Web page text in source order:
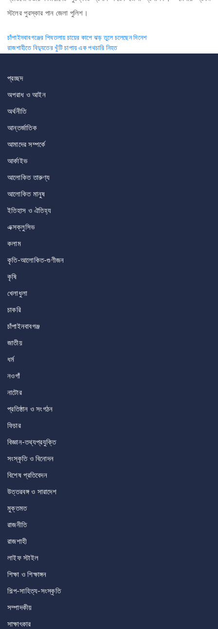
স্টলের পুরস্কার পান জেলা পুলিশ।
Post
navigation
চাঁপাইনবাবগঞ্জের শিবতলায় চায়ের কাপে ঝড় তুলে চলেছেন দিনেশ
রাজশাহীতে বিদ্যুতের খুঁটি চাপায় এক পথচারি নিহত
প্রচ্ছদ
অপরাধ ও আইন
অর্থনীতি
আন্তর্জাতিক
আমাদের সম্পর্কে
আর্কাইভ
আলোকিত তারুণ্য
আলোকিত মানুষ
ইতিহাস ও ঐতিহ্য
এক্সক্লুসিভ
কলাম
কৃতি-আলোকিত-গুণীজন
কৃষি
খেলাধুলা
চাকরি
চাঁপাইনবাবগঞ্জ
জাতীয়
ধর্ম
নওগাঁ
নাটোর
প্রতিষ্ঠান ও সংগঠন
ফিচার
বিজ্ঞান-তথ্যপ্রযুক্তি
সংস্কৃতি ও বিনোদন
বিশেষ প্রতিবেদন
উত্তরবঙ্গ ও সারাদেশ
মুক্তমত
রাজনীতি
রাজশাহী
লাইফ স্টাইল
শিক্ষা ও শিক্ষাঙ্গন
শিল্প-সাহিত্য-সংস্কৃতি
সম্পাদকীয়
সাক্ষাৎকার